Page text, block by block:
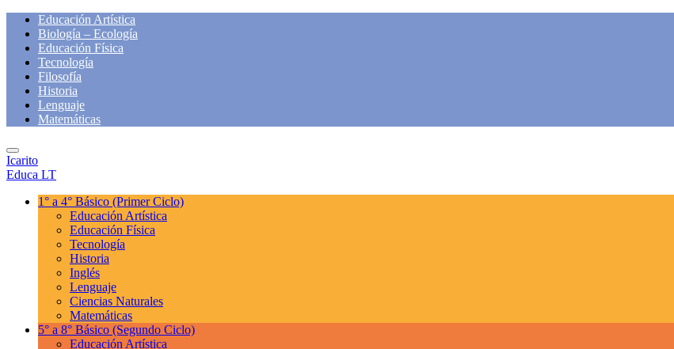
Educación Artística
Biología – Ecología
Educación Física
Tecnología
Filosofía
Historia
Lenguaje
Matemáticas
Icarito
Educa LT
1° a 4° Básico (Primer Ciclo)
Educación Artística
Educación Física
Tecnología
Historia
Inglés
Lenguaje
Ciencias Naturales
Matemáticas
5° a 8° Básico (Segundo Ciclo)
Educación Artística